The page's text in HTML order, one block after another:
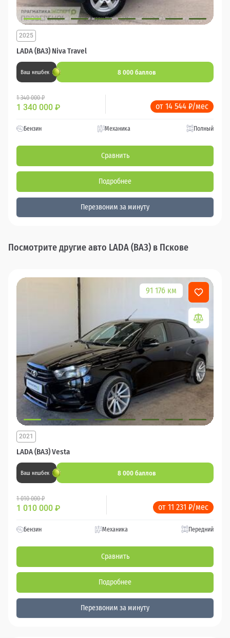
LADA (ВАЗ) Niva Travel
2025
Ваш кешбек 8 000 баллов
1 340 000 ₽
1 340 000 ₽ от 14 544 ₽/мес
Бензин Механика Полный
Сравнить
Подробнее
Перезвоним за минуту
Посмотрите другие авто LADA (ВАЗ) в Пскове
91 176 км
LADA (ВАЗ) Vesta
2021
Ваш кешбек 8 000 баллов
1 010 000 ₽
1 010 000 ₽ от 11 231 ₽/мес
Бензин Механика Передний
Сравнить
Подробнее
Перезвоним за минуту